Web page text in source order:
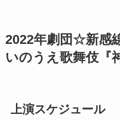
2022年劇団☆新感
いのうえ歌舞伎『
上演スケジュール